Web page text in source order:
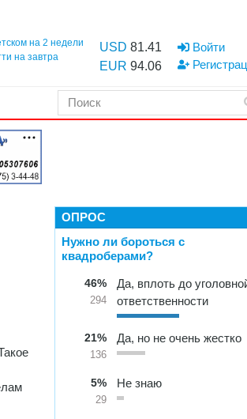
на 2 недели
на завтра
USD 81.41
EUR 94.06
Войти
ОПРОС
Нужно ли бороться с
квадроберами?
46%
294
Да, вплоть до
ответственности
21%
136
Да, но не очень жестко
5%
29
Не знаю